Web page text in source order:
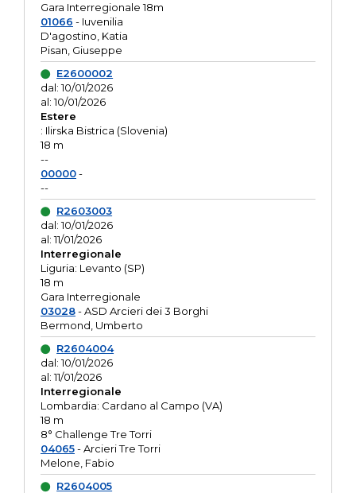
Gara Interregionale 18m
01066 - Iuvenilia
D'agostino, Katia
Pisan, Giuseppe
E2600002
dal: 10/01/2026
al: 10/01/2026
Estere
: Ilirska Bistrica (Slovenia)
18 m
--
00000-
--
R2603003
dal: 10/01/2026
al: 11/01/2026
Interregionale
Liguria: Levanto (SP)
18 m
Gara Interregionale
03028- ASD Arcieri dei 3 Borghi
Bermond, Umberto
R2604004
dal: 10/01/2026
al: 11/01/2026
Interregionale
Lombardia: Cardano al Campo (VA)
18 m
8° Challenge Tre Torri
04065- Arcieri Tre Torri
Melone, Fabio
R2604005